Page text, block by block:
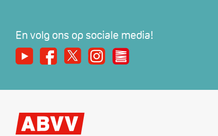
En volg ons op sociale media!
YoutubeFacebook
X InstagramDe Nieuwe Werker